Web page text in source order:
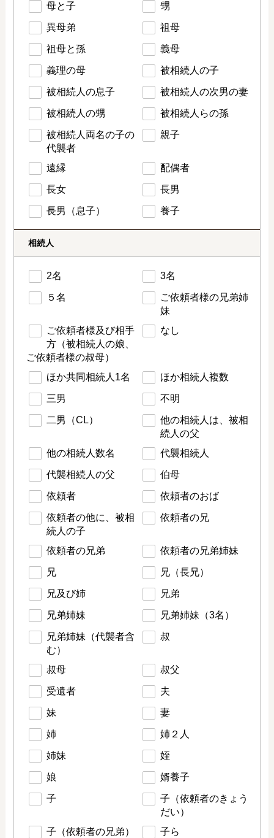
母と子 甥
異母弟 祖母
祖母と孫 義母
義理の母 被相続人の子
被相続人の息子 被相続人の次男の妻
被相続人の甥 被相続人らの孫
被相続人両名の子の
代襲者
親子
遠縁 配偶者
長女 長男
長男（息子） 養子
相続人
2名 3名
５名
ご依頼者様の兄弟姉
妹
ご依頼者様及び相手
方（被相続人の娘、
ご依頼者様の叔母）
なし
ほか共同相続人1名 ほか相続人複数
三男 不明
二男（CL）
他の相続人は、被相
続人の父
他の相続人数名
代襲相続人
代襲相続人の父 伯母
依頼者 依頼者のおば
依頼者の他に、被相
続人の子
依頼者の兄
依頼者の兄弟 依頼者の兄弟姉妹
兄 兄（長兄）
兄及び姉 兄弟
兄弟姉妹 兄弟姉妹（3名）
兄弟姉妹（代襲者含
む）
叔
叔母 叔父
受遺者 夫
妹 妻
姉 姉２人
姉妹 姪
娘 婿養子
子
子（依頼者のきょう
だい）
子（依頼者の兄弟）
子ら